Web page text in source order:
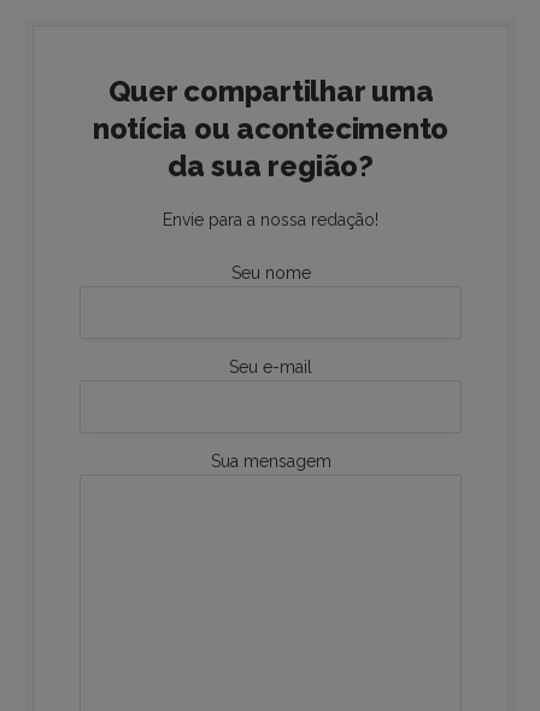
Quer compartilhar uma
notícia ou acontecimento
da sua região?
Envie para a nossa redação!
Seu nome
Seu e-mail
Sua mensagem